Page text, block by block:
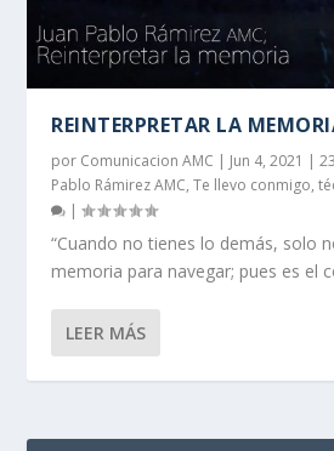
REINTERPRETAR LA
por Comunicacion AMC | Jun 4, 2021 |
Pablo Rámirez AMC,Te llevo conmigo,
|
“Cuando no tienes lo demás, solo
memoria para navegar; pues es el
LEER MÁS